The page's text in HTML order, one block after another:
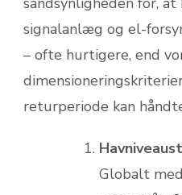
signalanlæg og el-
– ofte hurtigere, end
returperiode kan
Globalt